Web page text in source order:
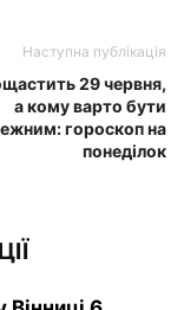
Наступна публікація
29 червня,
а кому варто бути
гороскоп на
понеділок